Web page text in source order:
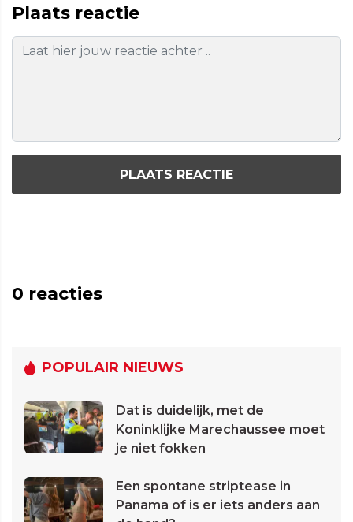
Plaats reactie
PLAATS REACTIE
0 reacties
POPULAIR NIEUWS
Dat is duidelijk, met de
Koninklijke Marechaussee moet
je niet fokken
Een spontane striptease in
Panama of is er iets anders aan